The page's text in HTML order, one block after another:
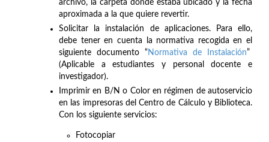
archivo, la carpeta donde estaba ubicado y la fecha
aproximada a la que quiere revertir.
Solicitar la instalación de aplicaciones. Para ello,
debe tener en cuenta la normativa recogida en el
siguiente documento “Normativa de Instalación”
(Aplicable a estudiantes y personal docente e
investigador).
Imprimir en B/N o Color en régimen de autoservicio
en las impresoras del Centro de Cálculo y Biblioteca.
Con los siguiente servicios:
Fotocopiar